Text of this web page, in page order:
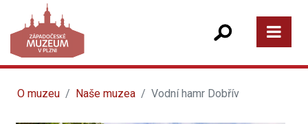
O muzeu Naše muzea Vodní hamr Dobřív